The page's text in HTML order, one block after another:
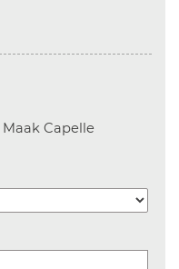
CapelleAanvinken
om informatie over